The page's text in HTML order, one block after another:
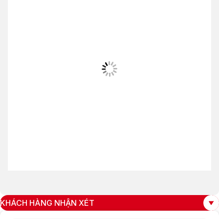
KHÁCH HÀNG NHẬN XÉT